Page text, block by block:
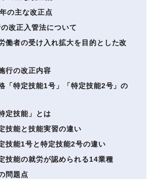
の主な改正点
改正入管法について
働者の受け入れ拡大を目的とした改
行の改正内容
「特定技能1号」「特定技能2号」の
定技能」とは
技能と技能実習の違い
技能1号と特定技能2号の違い
技能の就労が認められる14業種
問題点